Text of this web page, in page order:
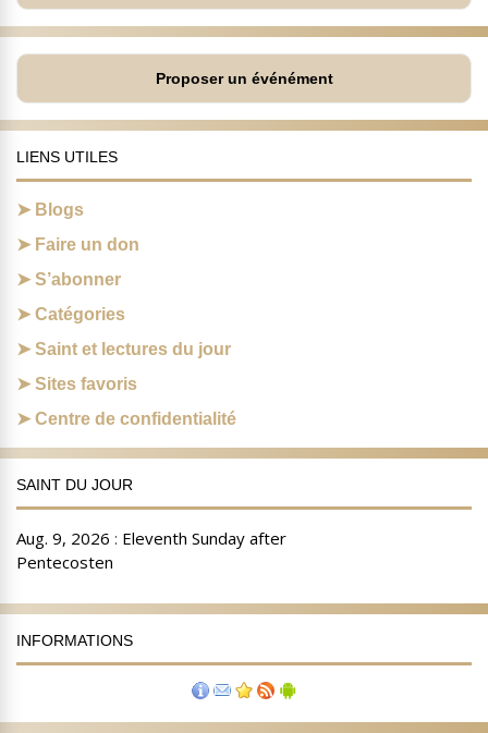
Proposer un événément
LIENS UTILES
Blogs
Faire un don
S’abonner
Catégories
Saint et lectures du jour
Sites favoris
Centre de confidentialité
SAINT DU JOUR
INFORMATIONS